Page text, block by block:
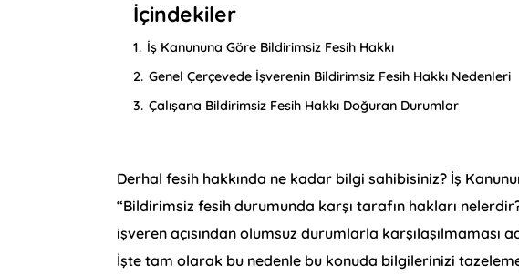
İçindekiler
1. İş Kanununa Göre Bildirimsiz Fesih Hakkı
2. Genel Çerçevede İşverenin Bildirimsiz Fesih Hakkı Nedenleri
3. Çalışana Bildirimsiz Fesih Hakkı Doğuran Durumlar
Derhal fesih hakkında ne kadar bilgi sahibisiniz? İş
“Bildirimsiz fesih durumunda karşı tarafın hakları
işveren açısından olumsuz durumlarla karşılaşılmaması
İşte tam olarak bu nedenle bu konuda bilgilerinizi